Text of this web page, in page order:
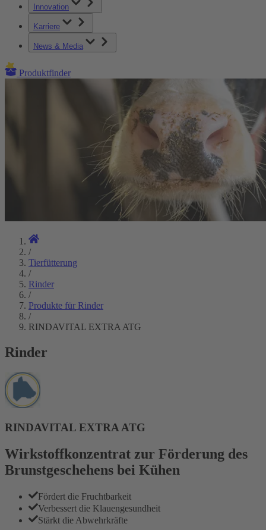
Innovation
Karriere
News & Media
Produktfinder
/
Tierfütterung
/
Rinder
/
Produkte für Rinder
/
RINDAVITAL EXTRA ATG
Rinder
RINDAVITAL EXTRA ATG
Wirkstoffkonzentrat zur Förderung des
Brunstgeschehens bei Kühen
Fördert die Fruchtbarkeit
Verbessert die Klauengesundheit
Stärkt die Abwehrkräfte